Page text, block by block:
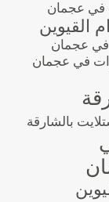
في عجمان
القيوين
عجمان
في عجمان
بالشارقة